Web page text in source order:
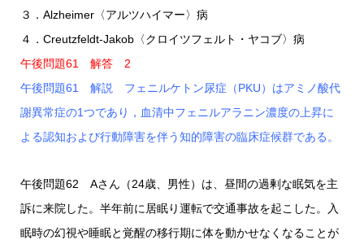
３．Alzheimer〈アルツハイマー〉病
４．Creutzfeldt-Jakob〈クロイツフェルト・ヤコブ〉病
午後問題61 解答 2
午後問題61 解説 フェニルケトン尿症（PKU）はアミノ酸代
謝異常症の1つであり，血清中フェニルアラニン濃度の上昇に
よる認知および行動障害を伴う知的障害の臨床症候群である。
午後問題62 Aさん（24歳、男性）は、昼間の過剰な眠気を主
訴に来院した。半年前に居眠り運転で交通事故を起こした。入
眠時の幻視や睡眠と覚醒の移行期に体を動かせなくなることが